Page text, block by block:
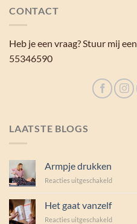
CONTACT
Heb je een vraag? Stuur mij een
55346590
LAATSTE BLOGS
Armpje drukken
Reacties uitgeschakeldvoor
Het gaat vanzelf
Reacties uitgeschakeldvoor